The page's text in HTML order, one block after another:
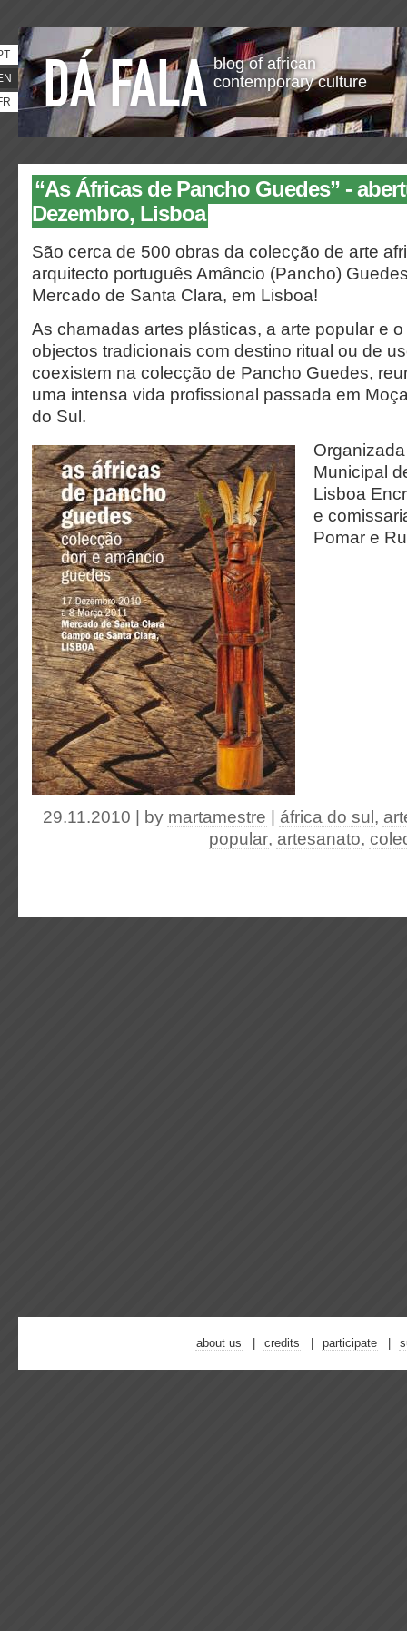
blog of african
contemporary culture
“As Áfricas de Pancho Guedes” -
Dezembro, Lisboa
São cerca de 500 obras da colecção de arte
arquitecto português Amâncio (Pancho)
Mercado de Santa Clara, em Lisboa!
As chamadas artes plásticas, a arte popular e
objectos tradicionais com destino ritual ou de
coexistem na colecção de Pancho Guedes,
uma intensa vida profissional passada em
do Sul.
Municipal
Lisboa
e
Pomar e
29.11.2010 | by martamestre áfrica do sul ,
popular, artesanato,
about us credits participate